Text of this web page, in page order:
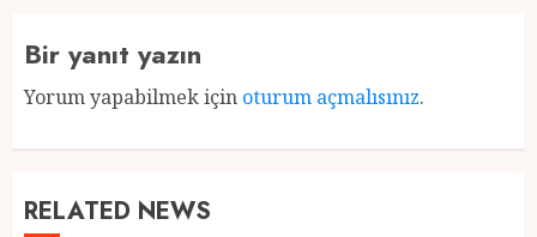
Bir yanıt yazın
Yorum yapabilmek için oturum açmalısınız.
RELATED NEWS